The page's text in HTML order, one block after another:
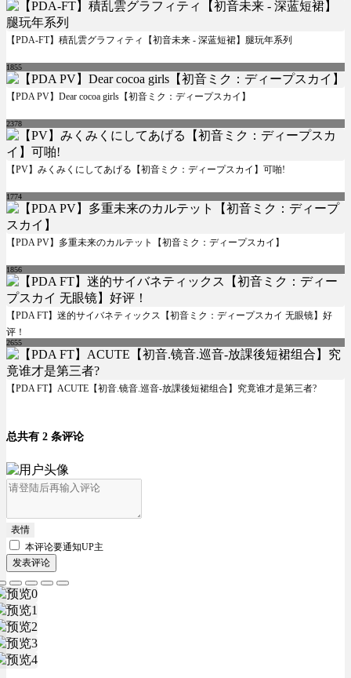
【PDA-FT】積乱雲グラフィティ【初音未来 - 深蓝短裙】腿玩年系列
1855
【PDA PV】Dear cocoa girls【初音ミク：ディープスカイ】
2378
【PV】みくみくにしてあげる【初音ミク：ディープスカイ】可啪!
1774
【PDA PV】多重未来のカルテット【初音ミク：ディープスカイ】
1856
【PDA FT】迷的サイバネティックス【初音ミク：ディープスカイ 无眼镜】好
评！
2655
【PDA FT】ACUTE【初音.镜音.巡音-放課後短裙组合】究竟谁才是第三者?
总共有 2 条评论
表情
本评论要通知UP主
发表评论